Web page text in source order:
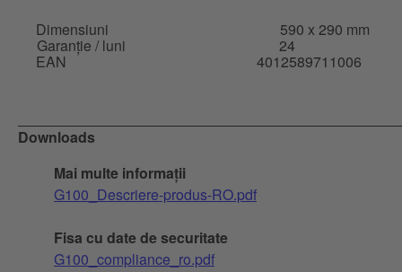
Dimensiuni
590 x 290 mm
Garanție / luni 24
EAN 4012589711006
Downloads
Mai multe informații
G100_Descriere-produs-RO.pdf
Fisa cu date de securitate
G100_compliance_ro.pdf